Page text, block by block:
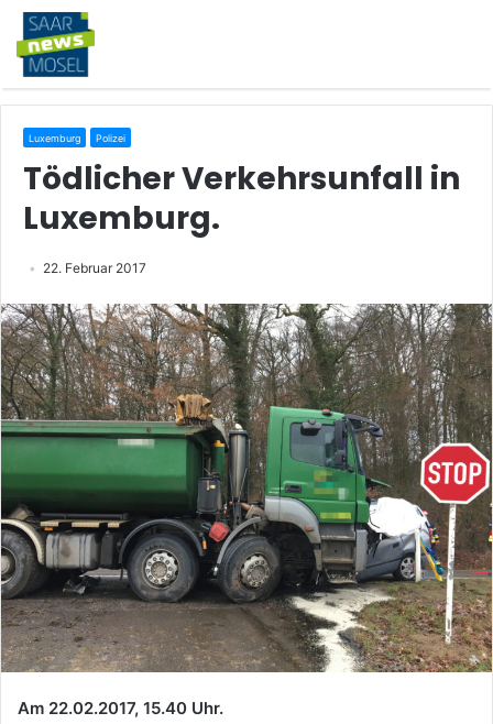
Luxemburg Polizei
Tödlicher Verkehrsunfall in
Luxemburg.
22. Februar 2017
Am 22.02.2017, 15.40 Uhr.